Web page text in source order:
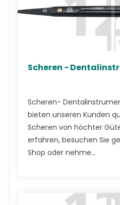
Scheren -
Scheren-
bieten unseren Kunden
Scheren von höchter
erfahren, besuchen Sie
Shop oder nehme...